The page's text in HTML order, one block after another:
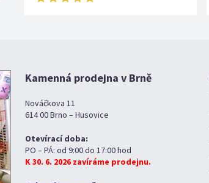
Kamenná prodejna v Brně
Nováčkova 11
614 00 Brno – Husovice
Otevírací doba:
PO – PÁ: od 9:00 do 17:00 hod
K 30. 6. 2026 zavíráme prodejnu.